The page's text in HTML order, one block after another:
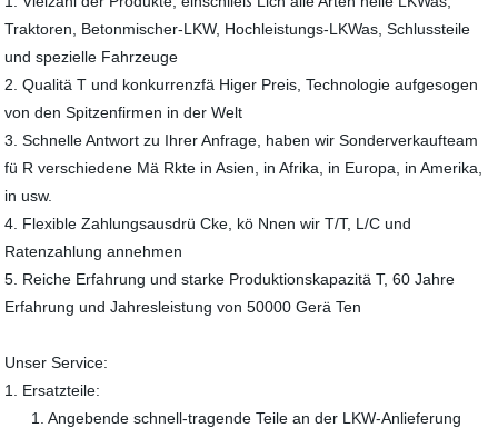
Traktoren, Betonmischer-LKW, Hochleistungs-LKWas, Schlussteile
und spezielle Fahrzeuge
2. Qualitä T und konkurrenzfä Higer Preis, Technologie aufgesogen
von den Spitzenfirmen in der Welt
3. Schnelle Antwort zu Ihrer Anfrage, haben wir Sonderverkaufteam
fü R verschiedene Mä Rkte in Asien, in Afrika, in Europa, in Amerika,
in usw.
4. Flexible Zahlungsausdrü Cke, kö Nnen wir T/T, L/C und
Ratenzahlung annehmen
5. Reiche Erfahrung und starke Produktionskapazitä T, 60 Jahre
Erfahrung und Jahresleistung von 50000 Gerä Ten
Unser Service:
1. Ersatzteile:
1. Angebende schnell-tragende Teile an der LKW-Anlieferung